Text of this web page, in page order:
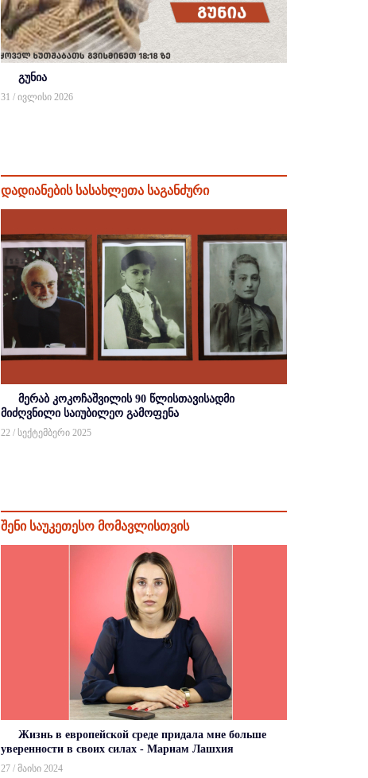
გუნია
31 / ივლისი 2026
დადიანების სასახლეთა საგანძური
მერაბ კოკოჩაშვილის 90 წლისთავისადმი
მიძღვნილი საიუბილეო გამოფენა
22 / სექტემბერი 2025
შენი საუკეთესო მომავლისთვის
Жизнь в европейской среде придала мне больше
уверенности в своих силах - Мариам Лашхия
27 / მაისი 2024